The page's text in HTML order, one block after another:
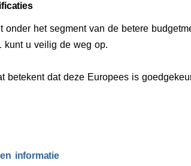
onder het segment van de betere
kunt u veilig de weg op.
betekent dat deze Europees is
informatie